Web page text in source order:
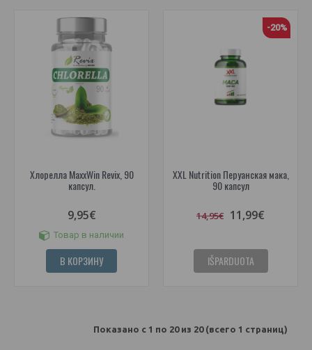
Хлорелла MaxxWin Revix, 90
капсул.
9,95€
Товар в наличии
В КОРЗИНУ
-20%
XXL Nutrition Перуанская мака,
90 капсул
14,95€ 11,99€
IŠPARDUOTA
Показано с 1 по 20 из 20 (всего 1 страниц)